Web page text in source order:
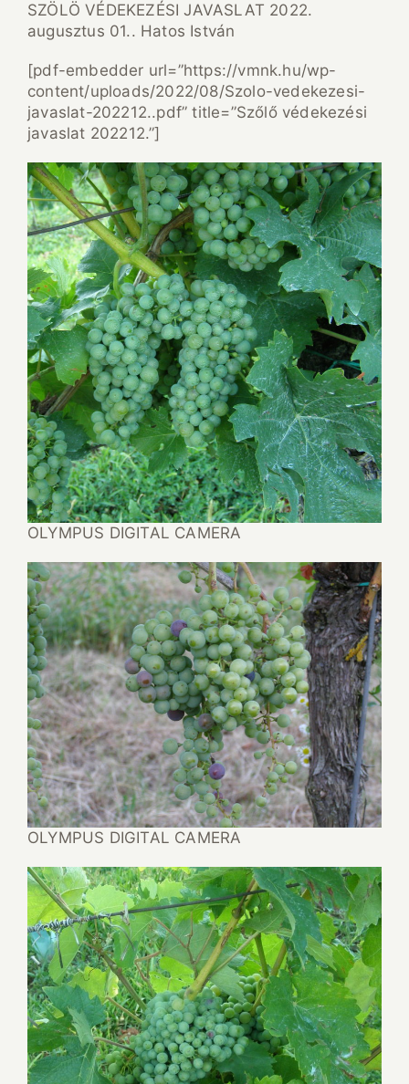
SZÖLÖ VÉDEKEZÉSI JAVASLAT 2022.
augusztus 01.. Hatos István
[pdf-embedder url=”https://vmnk.hu/wp-
content/uploads/2022/08/Szolo-vedekezesi-
javaslat-202212..pdf” title=”Szőlő védekezési
javaslat 202212.”]
OLYMPUS DIGITAL CAMERA
OLYMPUS DIGITAL CAMERA